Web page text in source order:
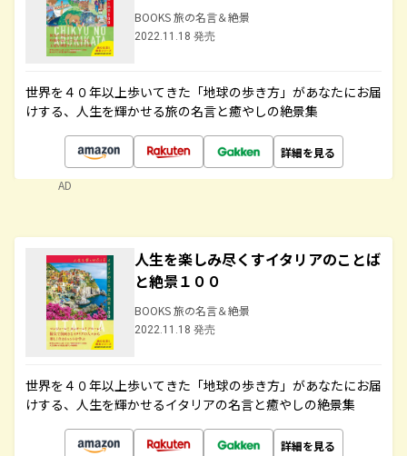
BOOKS 旅の名言＆絶景
2022.11.18 発売
世界を４０年以上歩いてきた「地球の歩き方」があなたにお届
けする、人生を輝かせる旅の名言と癒やしの絶景集
詳細を見る
AD
人生を楽しみ尽くすイタリアのことば
と絶景１００
BOOKS 旅の名言＆絶景
2022.11.18 発売
世界を４０年以上歩いてきた「地球の歩き方」があなたにお届
けする、人生を輝かせるイタリアの名言と癒やしの絶景集
詳細を見る